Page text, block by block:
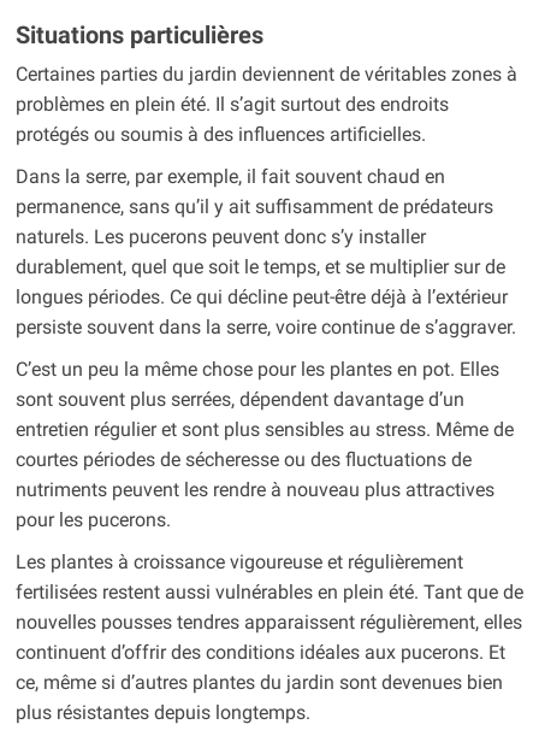
Situations particulières
Certaines parties du jardin deviennent de véritables zones à
problèmes en plein été. Il s’agit surtout des endroits
protégés ou soumis à des influences artificielles.
Dans la serre, par exemple, il fait souvent chaud en
permanence, sans qu’il y ait suffisamment de prédateurs
naturels. Les pucerons peuvent donc s’y installer
durablement, quel que soit le temps, et se multiplier sur de
longues périodes. Ce qui décline peut-être déjà à l’extérieur
persiste souvent dans la serre, voire continue de s’aggraver.
C’est un peu la même chose pour les plantes en pot. Elles
sont souvent plus serrées, dépendent davantage d’un
entretien régulier et sont plus sensibles au stress. Même de
courtes périodes de sécheresse ou des fluctuations de
nutriments peuvent les rendre à nouveau plus attractives
pour les pucerons.
Les plantes à croissance vigoureuse et régulièrement
fertilisées restent aussi vulnérables en plein été. Tant que de
nouvelles pousses tendres apparaissent régulièrement, elles
continuent d’offrir des conditions idéales aux pucerons. Et
ce, même si d’autres plantes du jardin sont devenues bien
plus résistantes depuis longtemps.